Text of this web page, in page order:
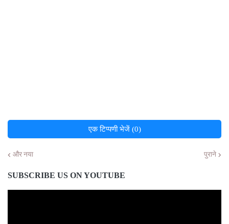
एक टिप्पणी भेजें (0)
और नया पुराने
SUBSCRIBE US ON YOUTUBE